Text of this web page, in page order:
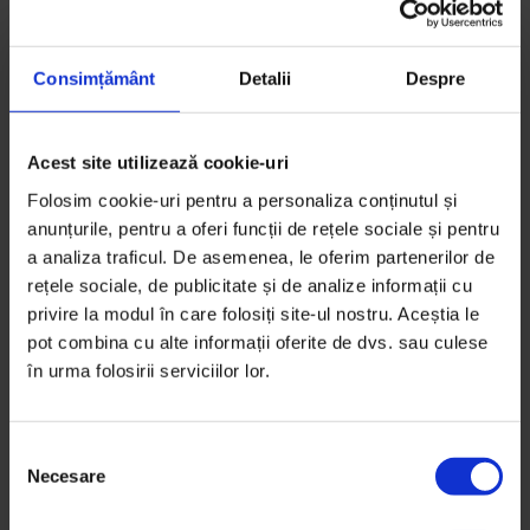
Consimțământ Detalii Despre
Acest site utilizează cookie-uri
Folosim cookie-uri pentru a personaliza conținutul și
anunțurile, pentru a oferi funcții de rețele sociale și pentru
a analiza traficul. De asemenea, le oferim partenerilor de
rețele sociale, de publicitate și de analize informații cu
privire la modul în care folosiți site-ul nostru. Aceștia le
pot combina cu alte informații oferite de dvs. sau culese
în urma folosirii serviciilor lor.
Necesare
Le datorăm mai mult acestor eroi tăcuţi. Nu vă lăsaţi
păcăliţi de aparenta lor moliciune; ei nu vor decât
binele omenirii. Ei sunt cei care, în ciuda tuturor
adversităţilor, duc mai departe idealul universal al
traiului bun cu muncă puţină – sau deloc, așa, precum
sultanul Bruneiului, de exemplu.
Așadar, data viitoare când acuzaţi pe cineva de lene,
gândiţi‑vă bine: ce‑aţi vrea să fiţi, Sisif sau sultanul
Bruneiului?
Când nu leneveşte, Vlad Petreanu face la Antena 3
românesc pe blogul personal,